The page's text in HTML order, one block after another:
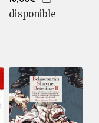
disponible